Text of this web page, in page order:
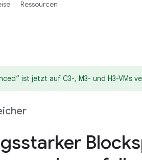
ist jetzt auf C3-, M3- und H3-VMs
Ressourcen